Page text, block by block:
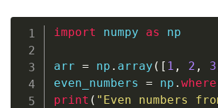
import numpy as np
arr = np . array ( [ 1 , 2 , 3
even_numbers = np . where
print ( "Even numbers